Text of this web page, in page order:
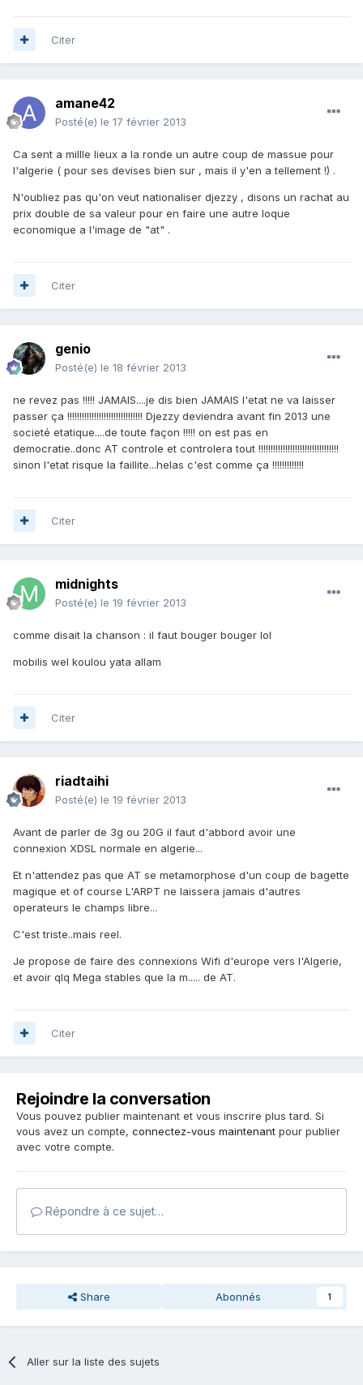
Citer
amane42
Posté(e) le 17 février 2013
Ca sent a millle lieux a la ronde un autre coup de massue pour
l'algerie ( pour ses devises bien sur , mais il y'en a tellement !) .
N'oubliez pas qu'on veut nationaliser djezzy , disons un rachat au
prix double de sa valeur pour en faire une autre loque
economique a l'image de "at" .
Citer
genio
Posté(e) le 18 février 2013
ne revez pas !!!!! JAMAIS....je dis bien JAMAIS l'etat ne va laisser
passer ça !!!!!!!!!!!!!!!!!!!!!!!!!!!!!!! Djezzy deviendra avant fin 2013 une
societé etatique....de toute façon !!!!! on est pas en
democratie..donc AT controle et controlera tout !!!!!!!!!!!!!!!!!!!!!!!!!!!!!!!!!
sinon l'etat risque la faillite...helas c'est comme ça !!!!!!!!!!!!!
Citer
midnights
Posté(e) le 19 février 2013
comme disait la chanson : il faut bouger bouger lol
mobilis wel koulou yata allam
Citer
riadtaihi
Posté(e) le 19 février 2013
Avant de parler de 3g ou 20G il faut d'abbord avoir une
connexion XDSL normale en algerie...
Et n'attendez pas que AT se metamorphose d'un coup de bagette
magique et of course L'ARPT ne laissera jamais d'autres
operateurs le champs libre...
C'est triste..mais reel.
Je propose de faire des connexions Wifi d'europe vers l'Algerie,
et avoir qlq Mega stables que la m..... de AT.
Citer
Rejoindre la conversation
Vous pouvez publier maintenant et vous inscrire plus tard. Si
vous avez un compte, connectez-vous maintenant pour publier
avec votre compte.
Répondre à ce sujet…
Share Abonnés 1
Aller sur la liste des sujets